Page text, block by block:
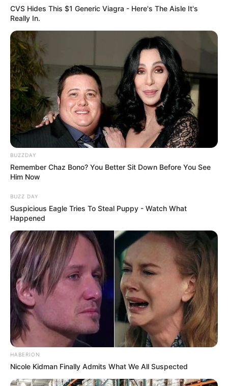
ดวงรายวัน 30 สิงหาคม 2565
30 ส.ค. 2022
ดูดวงแม่นๆ ยอดนิยม
ดวงรายวัน 14 กันยายน 2565
14 ก.ย. 2022
ดวงรายวัน 13 กันยายน 2565
13 ก.ย. 2022
CVS Hides This $1 Generic Viagra - Here's The Aisle It's
Really In.
BUZZDAY
Remember Chaz Bono? You Better Sit Down Before You See
Him Now
BUZZ DAY
Suspicious Eagle Tries To Steal Puppy - Watch What
Happened
HABERION
Nicole Kidman Finally Admits What We All Suspected